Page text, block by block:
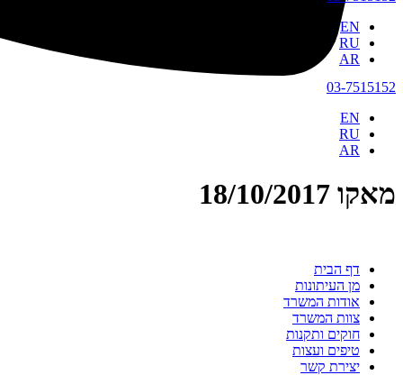
03-7515152
EN
RU
AR
EN
RU
AR
מאקו 18/10/2017
דף הבית
מן העיתונות
אודות המשרד
צוות המשרד
חוקים ותקנות
טיפים ועצות
יצירת קשר